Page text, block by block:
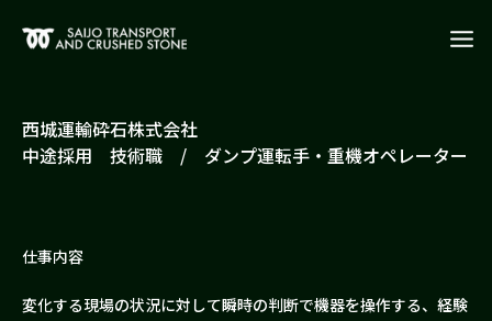
西城運輸砕石株式会社
中途採用 技術職 / ダンプ運転手・重機オペレーター
仕事内容
変化する現場の状況に対して瞬時の判断で機器を操作する、経験